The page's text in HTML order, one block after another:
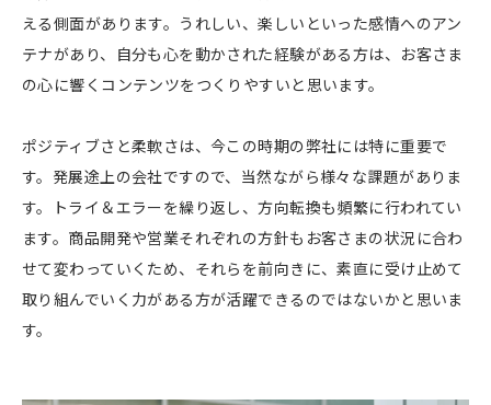
える側面があります。うれしい、楽しいといった感情へのアン
テナがあり、自分も心を動かされた経験がある方は、お客さま
の心に響くコンテンツをつくりやすいと思います。
ポジティブさと柔軟さは、今この時期の弊社には特に重要で
す。発展途上の会社ですので、当然ながら様々な課題がありま
す。トライ＆エラーを繰り返し、方向転換も頻繁に行われてい
ます。商品開発や営業それぞれの方針もお客さまの状況に合わ
せて変わっていくため、それらを前向きに、素直に受け止めて
取り組んでいく力がある方が活躍できるのではないかと思いま
す。